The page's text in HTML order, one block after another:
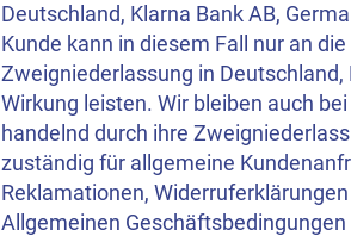
Deutschland, Klarna Bank AB,
Kunde kann in diesem Fall nur an
Zweigniederlassung in
Wirkung leisten. Wir bleiben auch
handelnd durch ihre
zuständig für allgemeine
Reklamationen,
Allgemeinen